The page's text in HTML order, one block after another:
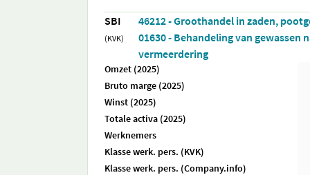
SBI
(KVK)
46212 - Groothandel in zaden,
01630 - Behandeling van gewassen
vermeerdering
Omzet (2025)
Bruto marge (2025)
Winst (2025)
Totale activa (2025)
Werknemers
Klasse werk. pers. (KVK)
Klasse werk. pers. (Company.info)